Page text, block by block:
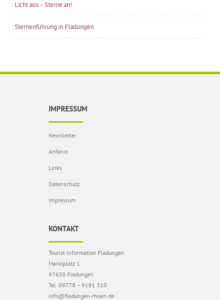
Licht aus – Sterne an!
Sternenführung in Fladungen
IMPRESSUM
Newsletter
Anfahrt
Links
Datenschutz
Impressum
KONTAKT
Tourist-Information Fladungen
Marktplatz 1
97650 Fladungen
Tel. 09778 – 9191 310
info@fladungen-rhoen.de